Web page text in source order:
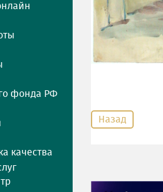
фонда РФ
качества
Назад